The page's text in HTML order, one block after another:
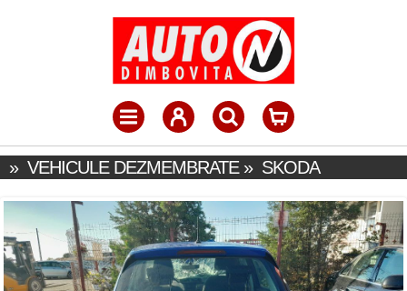
» VEHICULE DEZMEMBRATE» SKODA